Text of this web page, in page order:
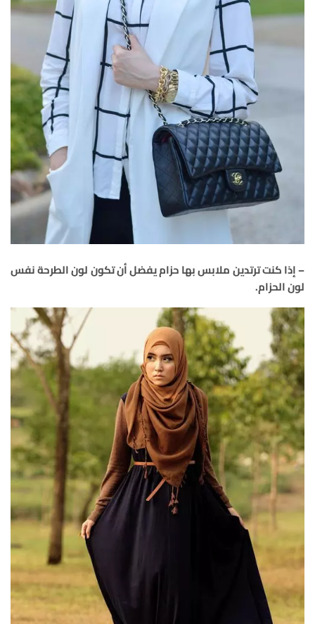
– إذا كنت ترتدين ملابس بها حزام يفضل أن تكون لون الطرحة نفس
لون الحزام.